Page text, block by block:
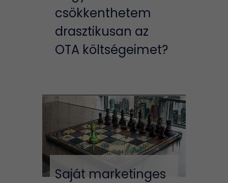
csökkenthetem
drasztikusan az
OTA költségeimet?
Saját marketinges